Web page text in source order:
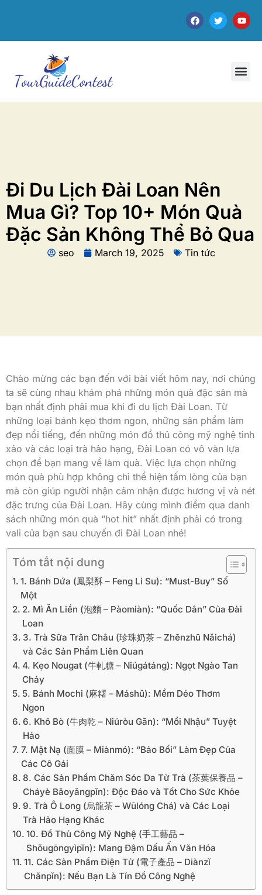
Đi Du Lịch Đài Loan Nên
Mua Gì? Top 10+ Món Quà
Đặc Sản Không Thể Bỏ Qua
seo March 19, 2025 Tin tức
Chào mừng các bạn đến với bài viết hôm nay, nơi chúng
ta sẽ cùng nhau khám phá những món quà đặc sản mà
bạn nhất định phải mua khi đi du lịch Đài Loan. Từ
những loại bánh kẹo thơm ngon, những sản phẩm làm
đẹp nổi tiếng, đến những món đồ thủ công mỹ nghệ tinh
xảo và các loại trà hảo hạng, Đài Loan có vô vàn lựa
chọn để bạn mang về làm quà. Việc lựa chọn những
món quà phù hợp không chỉ thể hiện tấm lòng của bạn
mà còn giúp người nhận cảm nhận được hương vị và nét
đặc trưng của Đài Loan. Hãy cùng mình điểm qua danh
sách những món quà “hot hit” nhất định phải có trong
vali của bạn sau chuyến đi Đài Loan nhé!
Tóm tắt nội dung
1. Bánh Dứa (鳳梨酥 – Feng Li Su): “Must-Buy” Số
Một
2. Mì Ăn Liền (泡麵 – Pàomiàn): “Quốc Dân” Của Đài
Loan
3. Trà Sữa Trân Châu (珍珠奶茶 – Zhēnzhū Nǎichá)
và Các Sản Phẩm Liên Quan
4. Kẹo Nougat (牛軋糖 – Niúgátáng): Ngọt Ngào Tan
Chảy
5. Bánh Mochi (麻糬 – Máshǔ): Mềm Dẻo Thơm
Ngon
6. Khô Bò (牛肉乾 – Niúròu Gān): “Mồi Nhậu” Tuyệt
Hảo
7. Mặt Nạ (面膜 – Miànmó): “Bảo Bối” Làm Đẹp Của
Các Cô Gái
8. Các Sản Phẩm Chăm Sóc Da Từ Trà (茶葉保養品 –
Cháyè Bǎoyǎngpǐn): Độc Đáo và Tốt Cho Sức Khỏe
9. Trà Ô Long (烏龍茶 – Wūlóng Chá) và Các Loại
Trà Hảo Hạng Khác
10. Đồ Thủ Công Mỹ Nghệ (手工藝品 –
Shǒugōngyìpǐn): Mang Đậm Dấu Ấn Văn Hóa
11. Các Sản Phẩm Điện Tử (電子產品 – Diànzǐ
Chǎnpǐn): Nếu Bạn Là Tín Đồ Công Nghệ